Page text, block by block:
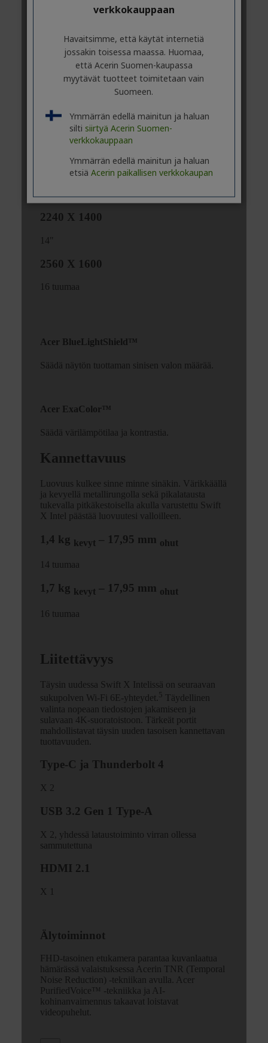
verkkokauppaan
Havaitsimme, että käytät internetiä
jossakin toisessa maassa. Huomaa,
että Acerin Suomen-kaupassa
myytävät tuotteet toimitetaan vain
Suomeen.
Ymmärrän edellä mainitun ja haluan
silti siirtyä Acerin Suomen-
verkkokauppaan
Ymmärrän edellä mainitun ja haluan
etsiä Acerin paikallisen verkkokaupan